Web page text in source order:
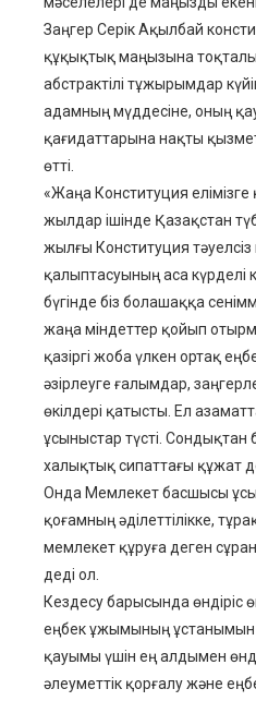
Заңгер Серік Ақылбай
құқықтық маңызына
абстрактілі тұжырымдар
адамның мүддесіне, оның
қағидаттарына нақты
өтті.
«Жаңа Конституция елімізге
жылдар ішінде Қазақстан
жылғы Конституция
қалыптасуының аса күрделі
бүгінде біз болашаққа
жаңа міндеттер қойып
қазіргі жоба үлкен ортақ
әзірлеуге ғалымдар,
өкілдері қатысты. Ел
ұсыныстар түсті.
халықтық сипаттағы құжат
Онда Мемлекет басшысы
қоғамның әділеттілікке,
мемлекет құруға деген
деді ол.
Кездесу барысында өндіріс
еңбек ұжымының ұстанымын
қауымы үшін ең алдымен
әлеуметтік қорғалу және